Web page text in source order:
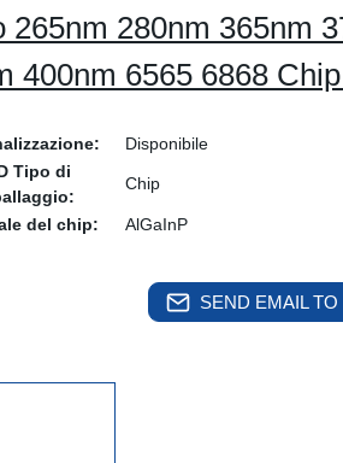
265nm 280nm 365nm
400nm 6565 6868
Disponibile
Tipo di
Chip
del chip: AlGaInP
SEND EMAIL TO